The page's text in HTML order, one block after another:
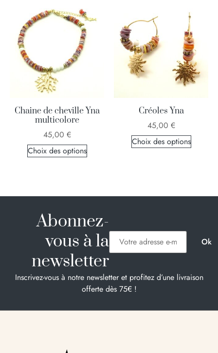
Chaine de cheville Yna
multicolore
45,00 €
Choix des options
Créoles Yna
45,00 €
Choix des options
Abonnez-
vous à la
newsletter
Inscrivez-vous à notre newsletter et profitez d’une livraison
offerte dès 75€ !